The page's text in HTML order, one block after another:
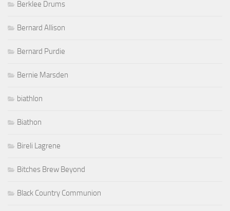
Berklee Drums
Bernard Allison
Bernard Purdie
Bernie Marsden
biathlon
Biathon
Bireli Lagrene
Bitches Brew Beyond
Black Country Communion